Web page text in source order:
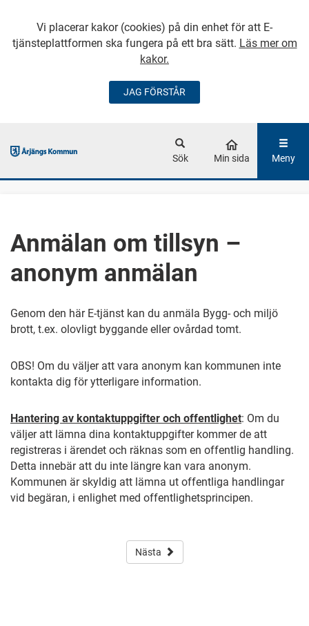
Vi placerar kakor (cookies) på din enhet för att E-
tjänsteplattformen ska fungera på ett bra sätt. Läs mer om
kakor.
JAG FÖRSTÅR
GÅ DIREKT TILL
Sök Min sida Meny
Anmälan om tillsyn –
anonym anmälan
Genom den här E-tjänst kan du anmäla Bygg- och miljö
brott, t.ex. olovligt byggande eller ovårdad tomt.
OBS! Om du väljer att vara anonym kan kommunen inte
kontakta dig för ytterligare information.
Hantering av kontaktuppgifter och offentlighet: Om du
väljer att lämna dina kontaktuppgifter kommer de att
registreras i ärendet och räknas som en offentlig handling.
Detta innebär att du inte längre kan vara anonym.
Kommunen är skyldig att lämna ut offentliga handlingar
vid begäran, i enlighet med offentlighetsprincipen.
Nästa